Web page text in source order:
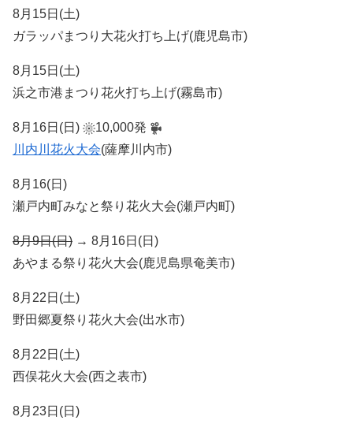
8月15日(土)
ガラッパまつり大花火打ち上げ(鹿児島市)
8月15日(土)
浜之市港まつり花火打ち上げ(霧島市)
8月16日(日)
10,000発
川内川花火大会(薩摩川内市)
8月16(日)
瀬戸内町みなと祭り花火大会(瀬戸内町)
8月9日(日) → 8月16日(日)
あやまる祭り花火大会(鹿児島県奄美市)
8月22日(土)
野田郷夏祭り花火大会(出水市)
8月22日(土)
西俣花火大会(西之表市)
8月23日(日)